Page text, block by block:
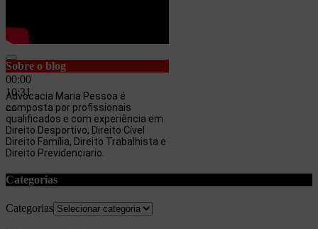
00:00
00:00
10:31
Sobre o blog
Advocacia Maria Pessoa é
composta por profissionais
qualificados e com experiência em
Direito Desportivo, Direito Cível
Direito Família, Direito Trabalhista e
Direito Previdenciario.
Categorias
Categorias